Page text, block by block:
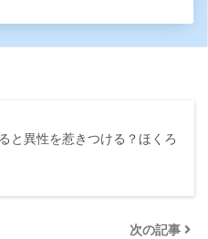
と異性を惹きつける？ほくろ
次の記事